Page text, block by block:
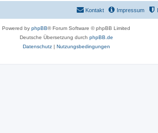
Impressum
Kontakt
Powered by phpBB® Forum Software © phpBB Limited
Deutsche Übersetzung durch phpBB.de
Datenschutz| Nutzungsbedingungen